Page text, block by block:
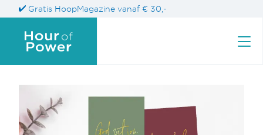
Gratis HoopMagazine vanaf € 30,-